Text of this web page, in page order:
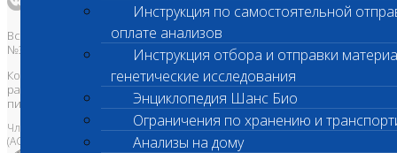
Инструкция по самостоятельной
оплате анализов
Инструкция отбора и отправки
генетические исследования
Энциклопедия Шанс Био
Ограничения по хранению и
Анализы на дому
Все права защищены и охраняются законом. Товарный знак
№395740 от 2008 г. ООО "ШАНС БИО"
Копирование, тиражирование, а также использование материалов,
размещенных на сайтеwww.vetlab.ruвозможно только с
письменного разрешения Правообладателя
Член Национальной ветеринарной палаты
(АСРО НВП)